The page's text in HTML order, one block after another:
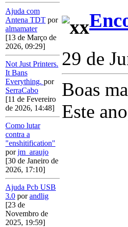
Ajuda com
Antena TDT por
almamater
[13 de Março de
2026, 09:29]
Not Just Printers.
It Bans
Everything. por
SerraCabo
[11 de Fevereiro
de 2026, 14:48]
Como lutar
contra a
"enshitification"
porjm_araujo
[30 de Janeiro de
2026, 17:10]
Ajuda Pcb USB
3.0 porandlig
[23 de
Novembro de
2025, 19:59]
29 de
Boas
Este